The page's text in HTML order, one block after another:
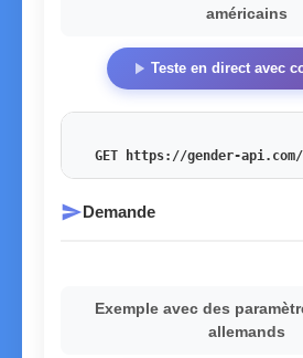
américains
play_arrow Teste en direct avec
GET https://gender-api.com/
sendDemande
Exemple avec des
allemands